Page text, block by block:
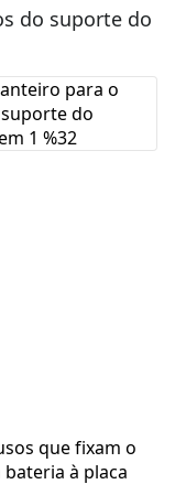
do suporte do
que fixam o
à placa